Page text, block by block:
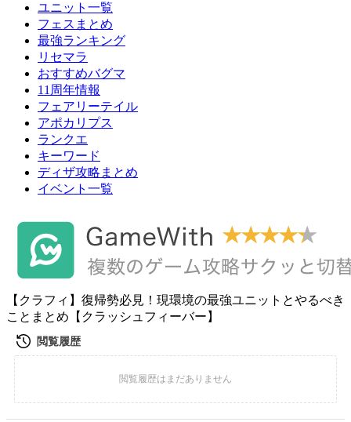
ユニット一覧
フェスまとめ
最強ランキング
リセマラ
おすすめバグマ
11周年情報
フェアリーテイル
アポカリプス
ランクエ
キーワード
ディザ攻略まとめ
イベント一覧
【クラフィ】復帰勢必見！現環境の最強ユニットとやるべき
ことまとめ【クラッシュフィーバー】